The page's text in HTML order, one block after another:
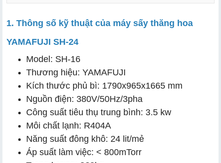
a. Đảm bảo kín khít
b. Tắt máy khi không sử dụng
c. Cấp đông trước khi sấy
d. Kiểm tra định kỳ và tuân thủ hướng dẫn sử dụng
1. Thông số kỹ thuật của máy sấy thăng hoa
YAMAFUJI SH-24
Model: SH-16
Thương hiệu: YAMAFUJI
Kích thước phủ bì: 1790x965x1665 mm
Nguồn điện: 380V/50Hz/3pha
Công suất tiêu thụ trung bình: 3.5 kw
Môi chất lạnh: R404A
Năng suất đông khô: 24 lit/mẻ
Áp suất làm việc: < 800mTorr